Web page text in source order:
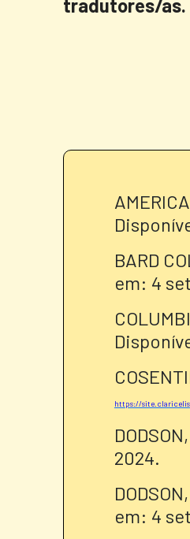
tradutores/as.
BARD
em: 4
https://
2024.
em: 4